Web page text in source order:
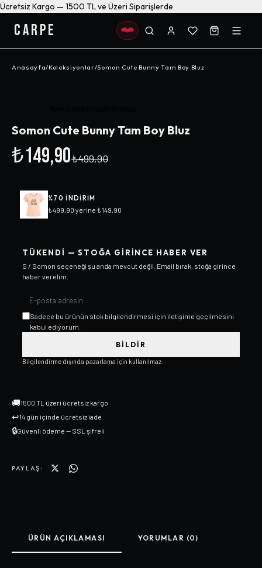
Ücretsiz Kargo — 1500 TL ve Üzeri Siparişlerde
CARPE
Anasayfa/Koleksiyonlar/Somon Cute Bunny Tam Boy Bluz
Somon Cute Bunny Tam Boy Bluz
₺149,90₺499,90
%70 INDIRIM
₺499,90 yerine ₺149,90
TÜKENDI — STOĞA GIRINCE HABER VER
S / Somon seçeneği şu anda mevcut değil. Email bırak, stoğa girince
haber verelim.
Sadece bu ürünün stok bilgilendirmesi için iletişime geçilmesini
kabul ediyorum.
BILDIR
Bilgilendirme dışında pazarlama için kullanılmaz.
🚚1500 TL üzeri ücretsiz kargo
↩14 gün içinde ücretsiz iade
🔒Güvenli ödeme — SSL şifreli
PAYLAŞ:
ÜRÜN AÇIKLAMASI YORUMLAR (0)